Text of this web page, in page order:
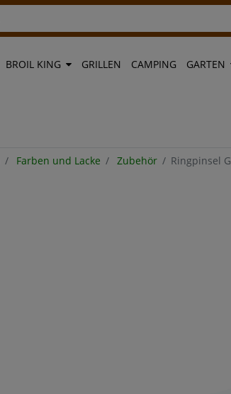
BROIL KING GRILLEN CAMPING GARTEN
Farben und Lacke Zubehör Ringpinsel